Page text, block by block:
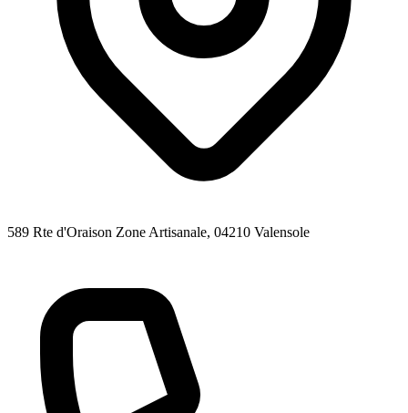
589 Rte d'Oraison Zone Artisanale, 04210 Valensole